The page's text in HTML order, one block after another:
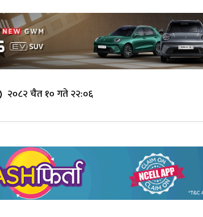
२०८२ चैत १० गते २२:०६